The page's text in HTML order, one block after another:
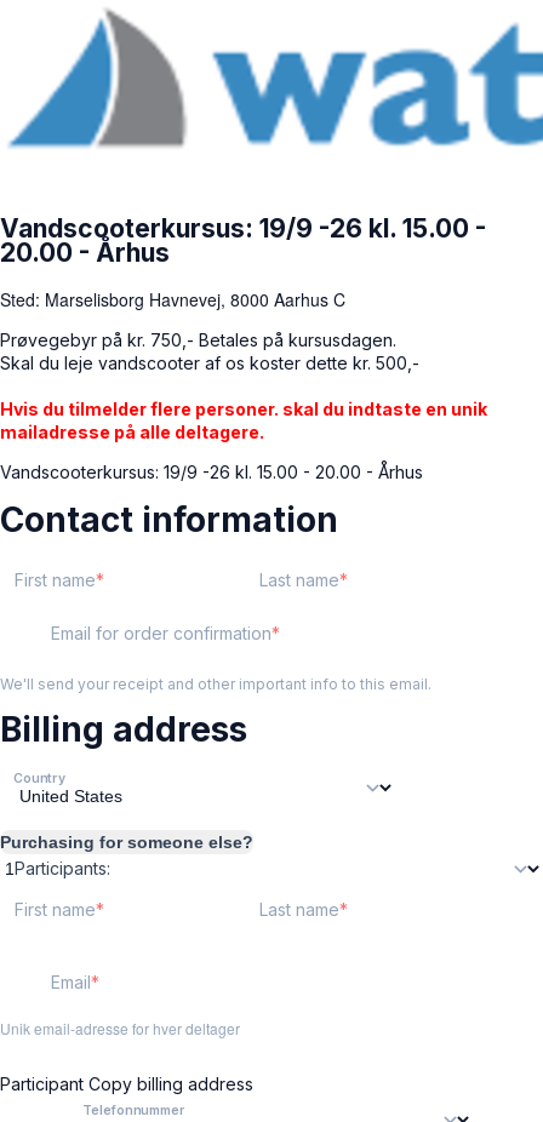
Vandscooterkursus: 19/9 -26 kl. 15.00 -
20.00 - Århus
Sted: Marselisborg Havnevej, 8000 Aarhus C
Prøvegebyr på kr. 750,- Betales på kursusdagen.
Skal du leje vandscooter af os koster dette kr. 500,-
Hvis du tilmelder flere personer. skal du indtaste en unik
mailadresse på alle deltagere.
Vandscooterkursus: 19/9 -26 kl. 15.00 - 20.00 - Århus
Contact information
First name Last name
Email for order confirmation
We'll send your receipt and other important info to this email.
Billing address
Country
Purchasing for someone else?
Participants:
First name
Last name
Email
Unik email-adresse for hver deltager
Participant Copy billing address
Telefonnummer